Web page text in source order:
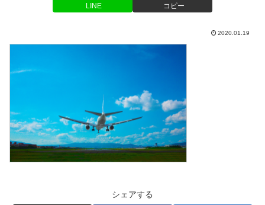
LINE コピー
2020.01.19
シェアする